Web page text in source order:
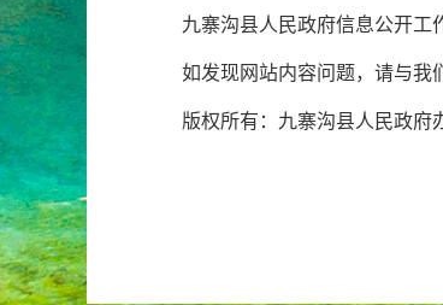
九寨沟县人民政府信息公开工
如发现网站内容问题，请与我
版权所有：九寨沟县人民政府